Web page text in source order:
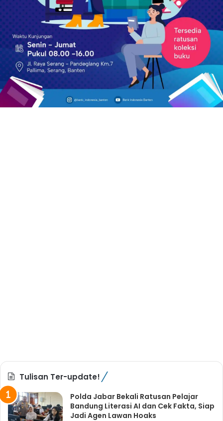
Tulisan Ter-update!
Polda Jabar Bekali Ratusan Pelajar
Bandung Literasi AI dan Cek Fakta, Siap
Jadi Agen Lawan Hoaks